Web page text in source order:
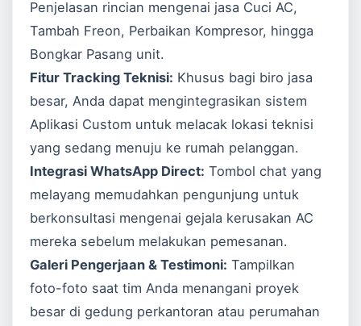
Penjelasan rincian mengenai jasa Cuci AC,
Tambah Freon, Perbaikan Kompresor, hingga
Bongkar Pasang unit.
Fitur Tracking Teknisi: Khusus bagi biro jasa
besar, Anda dapat mengintegrasikan sistem
Aplikasi Custom untuk melacak lokasi teknisi
yang sedang menuju ke rumah pelanggan.
Integrasi WhatsApp Direct: Tombol chat yang
melayang memudahkan pengunjung untuk
berkonsultasi mengenai gejala kerusakan AC
mereka sebelum melakukan pemesanan.
Galeri Pengerjaan & Testimoni: Tampilkan
foto-foto saat tim Anda menangani proyek
besar di gedung perkantoran atau perumahan